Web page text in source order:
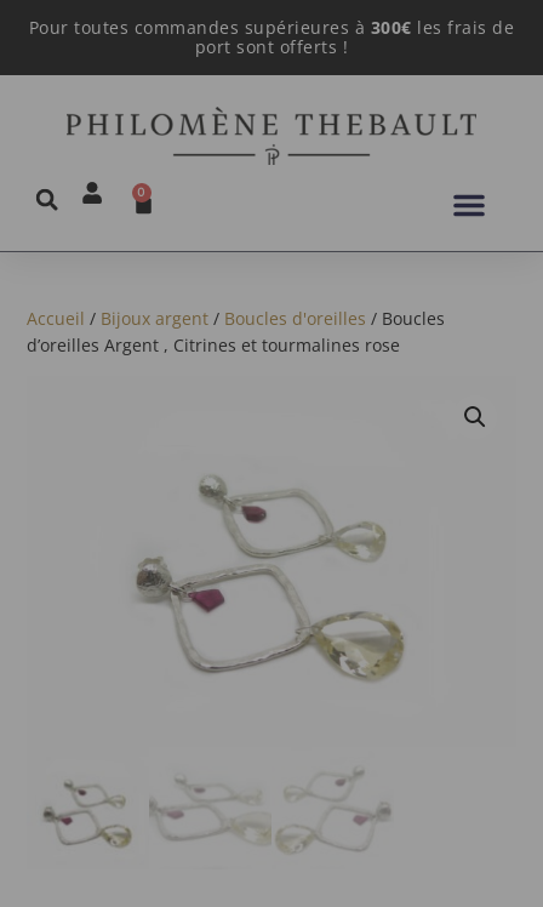
Pour toutes commandes supérieures à 300€ les frais de
port sont offerts !
0
Accueil / Bijoux argent / Boucles d'oreilles / Boucles
d’oreilles Argent , Citrines et tourmalines rose